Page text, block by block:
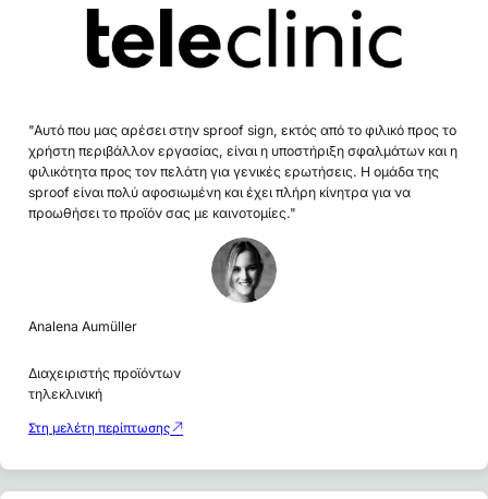
"Αυτό που μας αρέσει στην sproof sign, εκτός από το φιλικό προς το
χρήστη περιβάλλον εργασίας, είναι η υποστήριξη σφαλμάτων και η
φιλικότητα προς τον πελάτη για γενικές ερωτήσεις. Η ομάδα της
sproof είναι πολύ αφοσιωμένη και έχει πλήρη κίνητρα για να
προωθήσει το προϊόν σας με καινοτομίες."
Analena Aumüller
Διαχειριστής προϊόντων
τηλεκλινική
Στη μελέτη περίπτωσης